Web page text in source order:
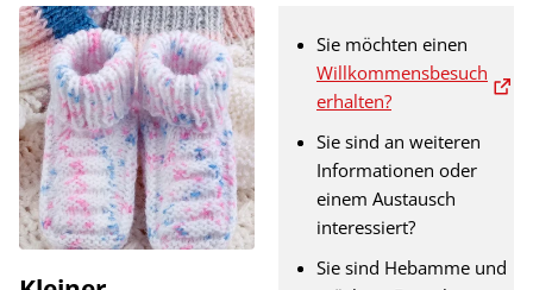
Sie möchten einen
Willkommensbesuch
erhalten?
Sie sind an weiteren
Informationen oder
einem Austausch
interessiert?
Sie sind Hebamme und